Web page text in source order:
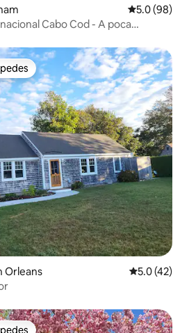
Calificación
5.0 (98)
Cabo Cod - A poca
preferido
Orleans Calificación
5.0 (42)